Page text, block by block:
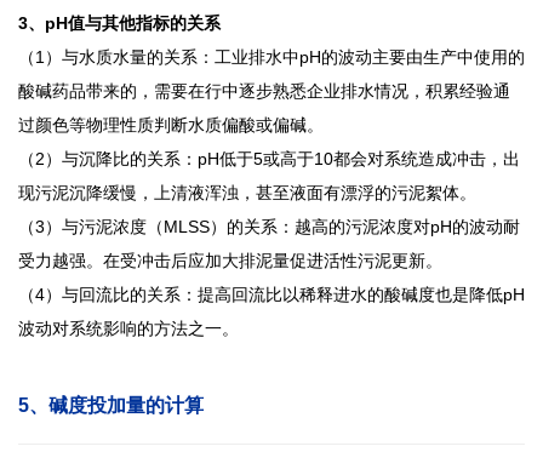
3、pH值与其他指标的关系
（1）与水质水量的关系：工业排水中pH的波动主要由生产中使用的
酸碱药品带来的，需要在行中逐步熟悉企业排水情况，积累经验通
过颜色等物理性质判断水质偏酸或偏碱。
（2）与沉降比的关系：pH低于5或高于10都会对系统造成冲击，出
现污泥沉降缓慢，上清液浑浊，甚至液面有漂浮的污泥絮体。
（3）与污泥浓度（MLSS）的关系：越高的污泥浓度对pH的波动耐
受力越强。在受冲击后应加大排泥量促进活性污泥更新。
（4）与回流比的关系：提高回流比以稀释进水的酸碱度也是降低pH
波动对系统影响的方法之一。
5、碱度投加量的计算